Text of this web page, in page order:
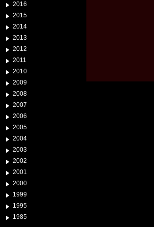
2016
2015
2014
2013
2012
2011
2010
2009
2008
2007
2006
2005
2004
2003
2002
2001
2000
1999
1995
1985